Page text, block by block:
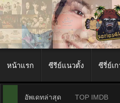
หน้าแรก ซีรีย์แนวตั้ง ซีรี่ย์เ
อัพเดทล่าสุด TOP IMDB